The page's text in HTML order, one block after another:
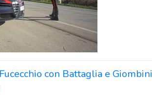
con Battaglia e Giombini